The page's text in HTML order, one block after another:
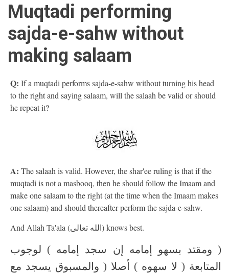
Muqtadi performing
sajda-e-sahw without
making salaam
Q: If a muqtadi performs sajda-e-sahw without turning his head
to the right and saying salaam, will the salaah be valid or should
he repeat it?
A: The salaah is valid. However, the shar'ee ruling is that if the
muqtadi is not a masbooq, then he should follow the Imaam and
make one salaam to the right (at the time when the Imaam makes
one salaam) and should thereafter perform the sajda-e-sahw.
And Allah Ta'ala (الله تعالى) knows best.
( ومقتد بسهو إمامه إن سجد إمامه ) لوجوب
المتابعة ( لا سهوه ) أصلا ( والمسبوق يسجد مع